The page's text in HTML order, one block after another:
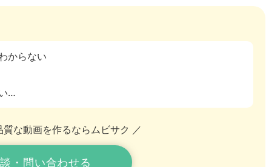
からない
…
な動画を作るならムビサク ／
・問い合わせる